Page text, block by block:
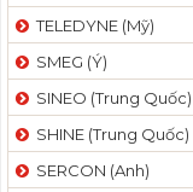
TELEDYNE (Mỹ)
SMEG (Ý)
SINEO (Trung Quốc)
SHINE (Trung Quốc)
SERCON (Anh)